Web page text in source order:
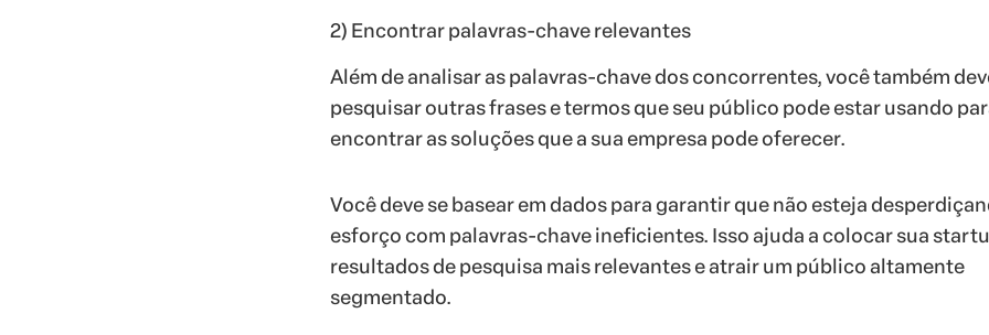
2) Encontrar palavras-chave relevantes
Além de analisar as palavras-chave dos concorrentes, você também
pesquisar outras frases e termos que seu público pode estar usando
encontrar as soluções que a sua empresa pode oferecer.
Você deve se basear em dados para garantir que não esteja
esforço com palavras-chave ineficientes. Isso ajuda a colocar sua
resultados de pesquisa mais relevantes e atrair um público altamente
segmentado.